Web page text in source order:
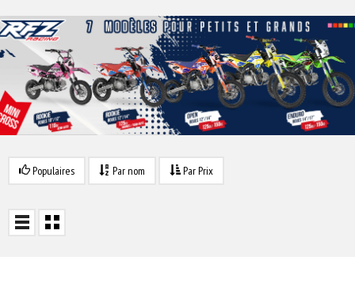
Populaires Par nom Par Prix